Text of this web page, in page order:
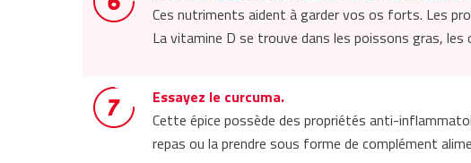
Ces nutriments aident à garder vos os forts. Les
La vitamine D se trouve dans les poissons gras,
Essayez le curcuma.
Cette épice possède des propriétés anti-
repas ou la prendre sous forme de complément